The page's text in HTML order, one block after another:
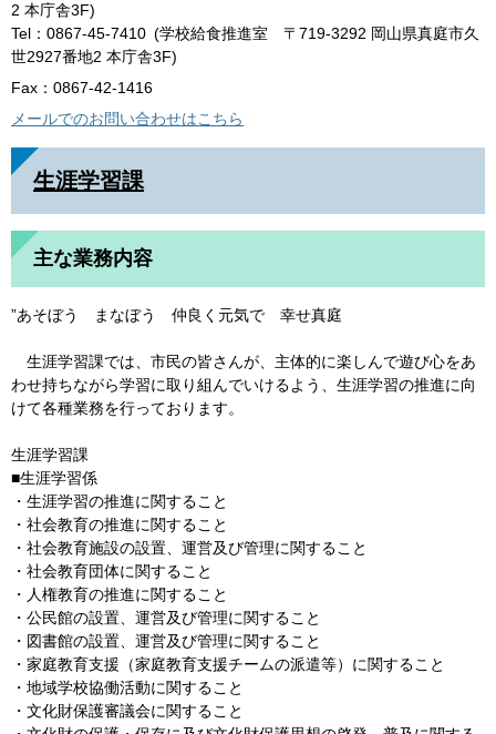
2 本庁舎3F
Tel：0867-45-7410
学校給食推進室 〒719-3292 岡山県真庭市久
世2927番地2 本庁舎3F
Fax：0867-42-1416
メールでのお問い合わせはこちら
生涯学習課
主な業務内容
”あそぼう まなぼう 仲良く元気で 幸せ真庭
生涯学習課では、市民の皆さんが、主体的に楽しんで遊び心をあ
わせ持ちながら学習に取り組んでいけるよう、生涯学習の推進に向
けて各種業務を行っております。
生涯学習課
■生涯学習係
・生涯学習の推進に関すること
・社会教育の推進に関すること
・社会教育施設の設置、運営及び管理に関すること
・社会教育団体に関すること
・人権教育の推進に関すること
・公民館の設置、運営及び管理に関すること
・図書館の設置、運営及び管理に関すること
・家庭教育支援（家庭教育支援チームの派遣等）に関すること
・地域学校協働活動に関すること
・文化財保護審議会に関すること